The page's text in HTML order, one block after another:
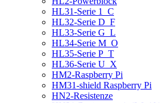
HL31-Serie 1_C
HL32-Serie D_F
HL33-Serie G_L
HL34-Serie M_O
HL35-Serie P_T
HL36-Serie U_X
HM2-Raspberry Pi
HM31-shield Raspberry Pi
HN2-Resistenze